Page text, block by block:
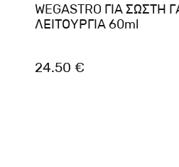
WEGASTRO ΓΙΑ ΣΩΣΤΗ
ΛΕΙΤΟΥΡΓΙΑ 60ml
24.50 €